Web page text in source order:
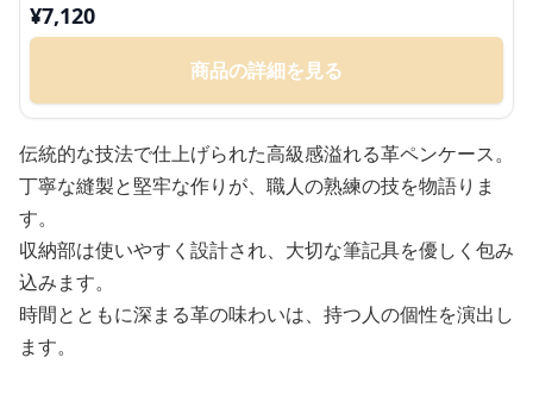
¥7,120
商品の詳細を見る
伝統的な技法で仕上げられた高級感溢れる革ペンケース。
丁寧な縫製と堅牢な作りが、職人の熟練の技を物語りま
す。
収納部は使いやすく設計され、大切な筆記具を優しく包み
込みます。
時間とともに深まる革の味わいは、持つ人の個性を演出し
ます。